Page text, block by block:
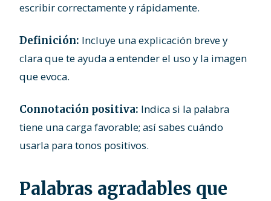
escribir correctamente y rápidamente.
Definición: Incluye una explicación breve y
clara que te ayuda a entender el uso y la imagen
que evoca.
Connotación positiva: Indica si la palabra
tiene una carga favorable; así sabes cuándo
usarla para tonos positivos.
Palabras agradables que